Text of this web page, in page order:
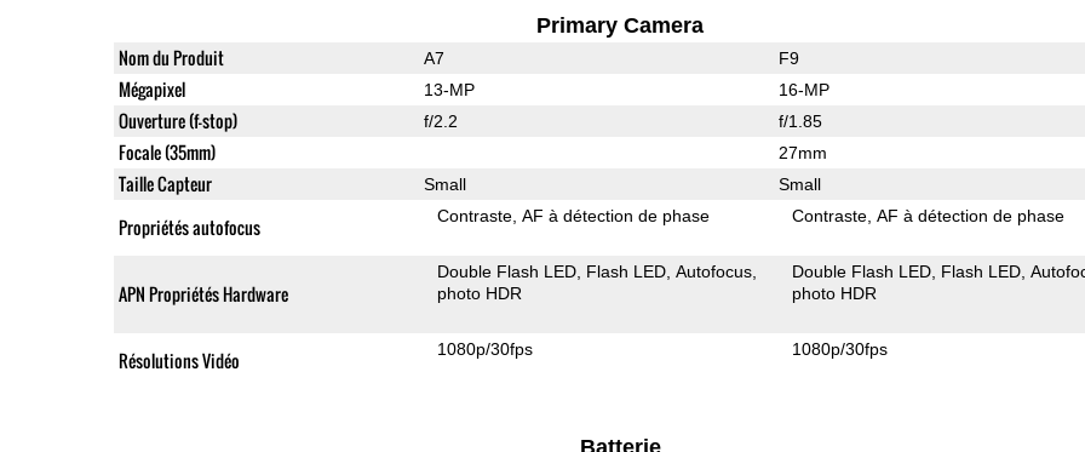
Primary Camera
Nom du Produit A7 F9
Mégapixel 13-MP 16-MP
Ouverture (f-stop) f/2.2 f/1.85
Focale (35mm) 27mm
Taille Capteur Small Small
Propriétés autofocus Contraste AF à détection de phase Contraste AF à détection de phase
APN Propriétés Hardware
Double Flash LED Flash LED Autofocus
photo HDR
Double Flash LED Flash LED
photo HDR
Résolutions Vidéo 1080p/30fps 1080p/30fps
Batterie